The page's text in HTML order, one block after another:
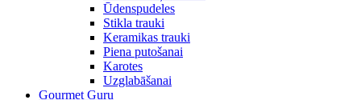
Ūdenspudeles
Stikla trauki
Keramikas trauki
Piena putošanai
Karotes
Uzglabāšanai
Gourmet Guru